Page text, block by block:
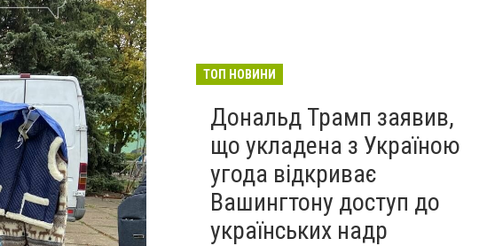
ТОП НОВИНИ
Дональд Трамп заявив,
що укладена з Україною
угода відкриває
Вашингтону доступ до
українських надр